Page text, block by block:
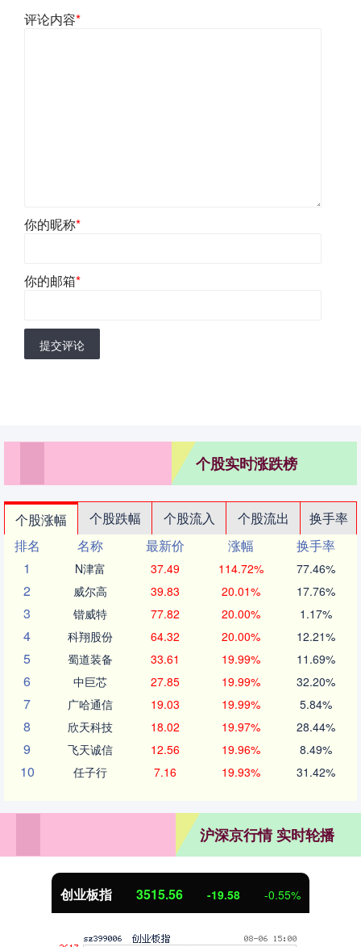
评论内容*
你的昵称*
你的邮箱*
提交评论
个股实时涨跌榜
个股涨幅 个股跌幅 个股流入 个股流出
换手率
排名
名称 最新价 涨幅
换手率
1
N津富 37.49 114.72% 77.46%
2 威尔高 39.83 20.01% 17.76%
3 锴威特 77.82 20.00% 1.17%
4 科翔股份 64.32 20.00% 12.21%
5 蜀道装备 33.61 19.99% 11.69%
6 中巨芯 27.85 19.99% 32.20%
7 广哈通信 19.03 19.99% 5.84%
8 欣天科技 18.02 19.97% 28.44%
9 飞天诚信 12.56 19.96% 8.49%
10 任子行 7.16 19.93% 31.42%
沪深京行情 实时轮播
创业板指 3515.56 -19.58 -0.55%